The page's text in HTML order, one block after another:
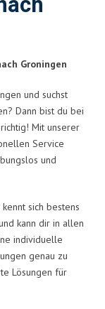
Groningen
und suchst
Dann bist du bei
Mit unserer
Service
und
sich bestens
kann dir in allen
individuelle
genau zu
Lösungen für